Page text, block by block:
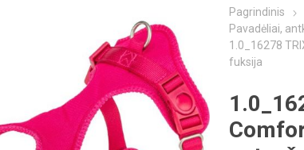
Pagrindinis
Pavadėliai,
1.0_16278
fuksija